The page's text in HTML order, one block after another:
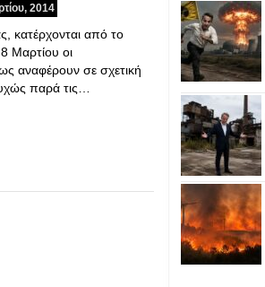
2014
κατέρχονται από το
Μαρτίου οι
αναφέρουν σε σχετική
παρά τις…